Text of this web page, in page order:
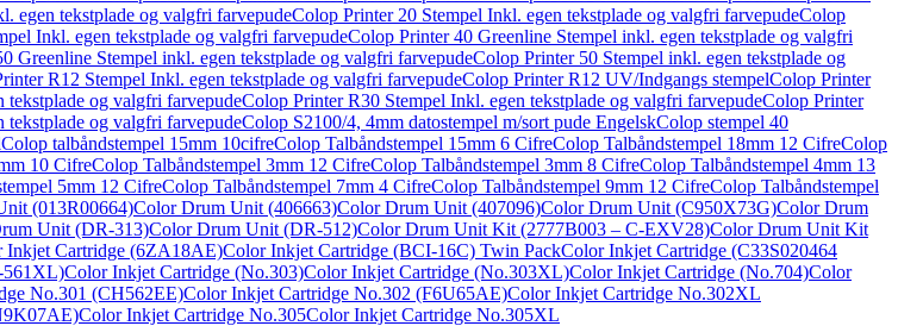
egen tekstplade og valgfri farvepudeColop Printer 20 Stempel Inkl. egen tekstplade og valgfri farvepudeColop
Inkl. egen tekstplade og valgfri farvepudeColop Printer 40 Greenline Stempel inkl. egen tekstplade og valgfri
Greenline Stempel inkl. egen tekstplade og valgfri farvepudeColop Printer 50 Stempel inkl. egen tekstplade og
R12 Stempel Inkl. egen tekstplade og valgfri farvepudeColop Printer R12 UV/Indgangs stempelColop Printer
og valgfri farvepudeColop Printer R30 Stempel Inkl. egen tekstplade og valgfri farvepudeColop Printer
og valgfri farvepudeColop S2100/4, 4mm datostempel m/sort pude EngelskColop stempel 40
Colop talbåndstempel 15mm 10cifreColop Talbåndstempel 15mm 6 CifreColop Talbåndstempel 18mm 12 CifreColop
10 CifreColop Talbåndstempel 3mm 12 CifreColop Talbåndstempel 3mm 8 CifreColop Talbåndstempel 4mm 13
5mm 12 CifreColop Talbåndstempel 7mm 4 CifreColop Talbåndstempel 9mm 12 CifreColop Talbåndstempel
(013R00664)Color Drum Unit (406663)Color Drum Unit (407096)Color Drum Unit (C950X73G)Color Drum
Unit (DR-313)Color Drum Unit (DR-512)Color Drum Unit Kit (2777B003 – C-EXV28)Color Drum Unit Kit
Inkjet Cartridge (6ZA18AE)Color Inkjet Cartridge (BCI-16C) Twin PackColor Inkjet Cartridge (C33S020464
561XL)Color Inkjet Cartridge (No.303)Color Inkjet Cartridge (No.303XL)Color Inkjet Cartridge (No.704)Color
No.301 (CH562EE)Color Inkjet Cartridge No.302 (F6U65AE)Color Inkjet Cartridge No.302XL
Color Inkjet Cartridge No.305Color Inkjet Cartridge No.305XL